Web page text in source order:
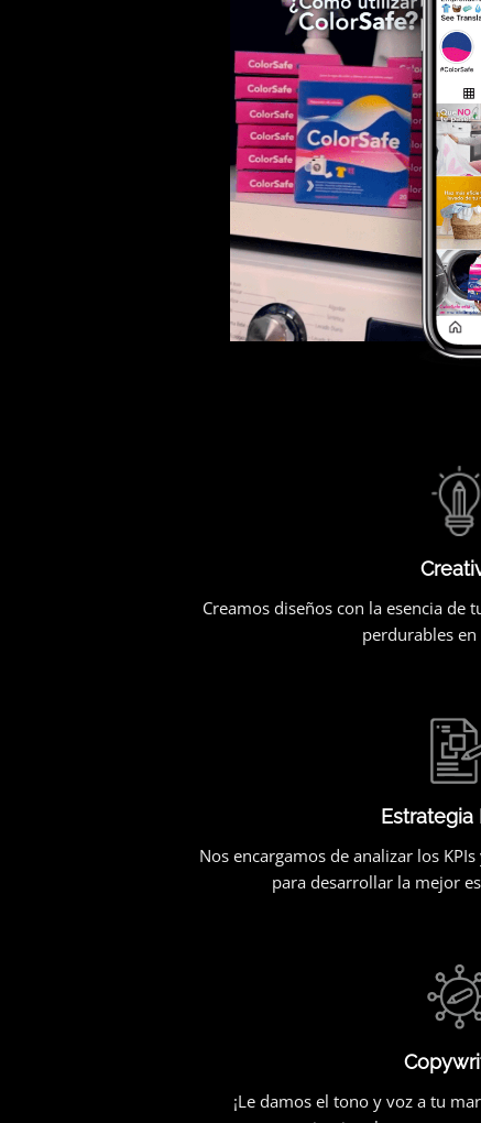
Creamos diseños con la esencia de
perdurables
Estrategia
Nos encargamos de analizar los
para desarrollar la mejor
¡Le damos el tono y voz a tu